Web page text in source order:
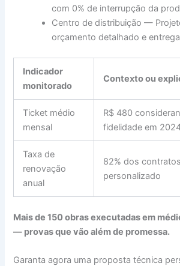
com 0% de interrupção da
Centro de distribuição —
orçamento detalhado e
Indicador
monitorado
Contexto ou
Ticket médio
mensal
R$ 480
fidelidade em
Taxa de
renovação
anual
82% dos
personalizado
Mais de 150 obras executadas em
— provas que vão além de promessa.
Garanta agora uma proposta técnica